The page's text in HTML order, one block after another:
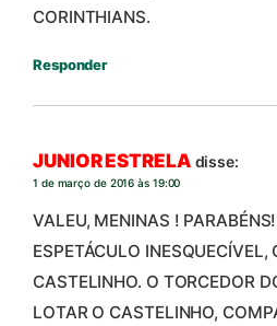
CORINTHIANS.
Responder
JUNIOR ESTRELA disse:
1 de março de 2016 às 19:00
VALEU, MENINAS !
ESPETÁCULO INESQUECÍVEL,
CASTELINHO. O TORCEDOR
LOTAR O CASTELINHO,